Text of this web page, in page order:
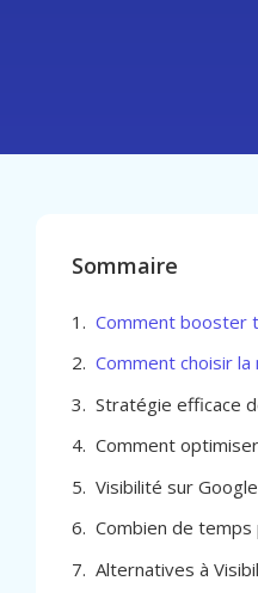
Sommaire